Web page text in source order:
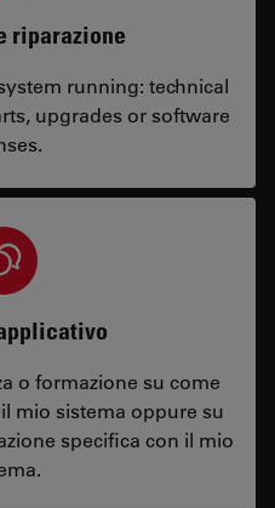
riparazione
running: technical
upgrades or software
o formazione su come
mio sistema oppure su
specifica con il mio